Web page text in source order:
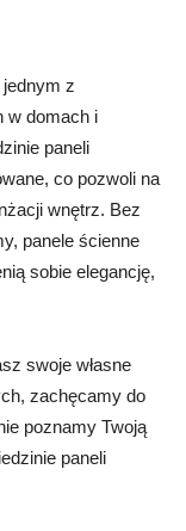
z
w domach i
paneli
co pozwoli na
wnętrz. Bez
panele ścienne
sobie elegancję,
swoje własne
zachęcamy do
poznamy Twoją
paneli